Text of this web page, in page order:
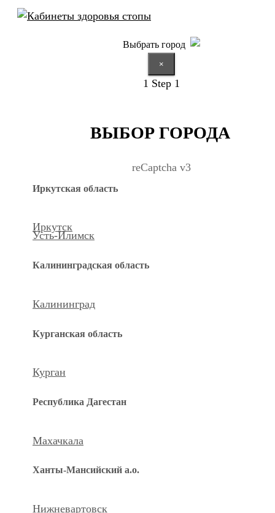
Выбрать город
×
1 Step 1
ВЫБОР ГОРОДА
reCaptcha v3
Иркутская область
Иркутск
Усть-Илимск
Калининградская область
Калининград
Курганская область
Курган
Республика Дагестан
Махачкала
Ханты-Мансийский а.о.
Нижневартовск